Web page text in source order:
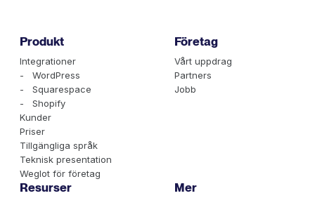
Produkt
Integrationer
- WordPress
- Squarespace
- Shopify
Kunder
Priser
Tillgängliga språk
Teknisk presentation
Weglot för företag
Företag
Vårt uppdrag
Partners
Jobb
Resurser Mer